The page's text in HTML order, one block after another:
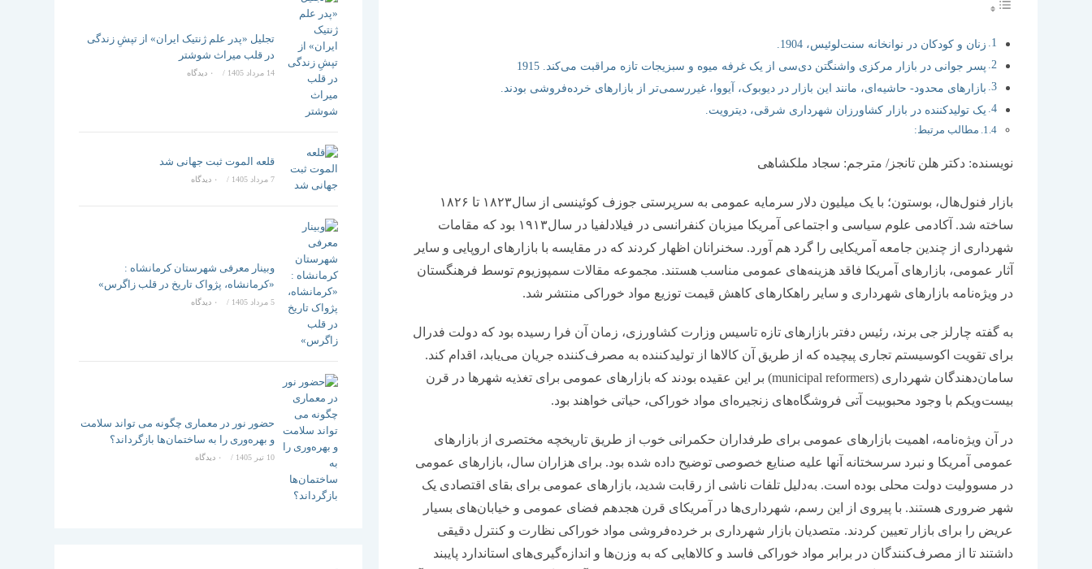
زنان و کودکان در نوانخانه سنت‌لوئیس، 1904.
پسر جوانی در بازار مرکزی واشنگتن دی‌سی از یک غرفه میوه و سبزیجات تازه مراقبت می‌کند. 1915
بازارهای محدود- حاشیه‌ای، مانند این بازار در دیوبوک، آیووا، غیررسمی‌تر از بازارهای خرده‌فروشی بودند.
یک تولیدکننده در بازار کشاورزان شهرداری شرقی، دیترویت.
مطالب مرتبط:
نویسنده: دکتر هلن تانجز/ مترجم: سجاد ملکشاهی
بازار فنول‌هال، بوستون؛ با یک میلیون دلار سرمایه عمومی به سرپرستی جوزف کوئینسی از سال۱۸۲۳ تا ۱۸۲۶
ساخته شد. آکادمی علوم سیاسی و اجتماعی آمریکا میزبان کنفرانسی در فیلادلفیا در سال۱۹۱۳ بود که مقامات
شهرداری از چندین جامعه آمریکایی را گرد هم آورد. سخنرانان اظهار کردند که در مقایسه با بازارهای اروپایی و سایر
آثار عمومی، بازارهای آمریکا فاقد هزینه‌های عمومی مناسب هستند. مجموعه مقالات سمپوزیوم توسط فرهنگستان
در ویژه‌نامه بازارهای شهرداری و سایر راهکارهای کاهش قیمت توزیع مواد خوراکی منتشر شد.
به گفته چارلز جی برند، رئیس دفتر بازارهای تازه تاسیس وزارت کشاورزی، زمان آن فرا رسیده بود که دولت فدرال
برای تقویت اکوسیستم تجاری پیچیده که از طریق آن کالاها از تولیدکننده به مصرف‌کننده جریان می‌یابد، اقدام کند.
سامان‎‌دهندگان شهرداری (municipal reformers) بر این عقیده بودند که بازارهای عمومی برای تغذیه شهرها در قرن
بیست‌و‌یکم با وجود محبوبیت آتی فروشگاه‌های زنجیره‌ای مواد خوراکی، حیاتی خواهند بود.
در آن ویژه‌نامه، اهمیت بازارهای عمومی برای طرفداران حکمرانی خوب از طریق تاریخچه مختصری از بازارهای
عمومی آمریکا و نبرد سرسختانه آنها علیه صنایع خصوصی توضیح داده شده بود. برای هزاران سال، بازارهای عمومی
در مسوولیت دولت محلی بوده است. به‌دلیل تلفات ناشی از رقابت شدید، بازارهای عمومی برای بقای اقتصادی یک
شهر ضروری هستند. با پیروی از این رسم، شهرداری‌ها در آمریکای قرن هجدهم فضای عمومی و خیابان‌های بسیار
عریض را برای بازار تعیین کردند. متصدیان بازار شهرداری بر خرده‌فروشی مواد خوراکی نظارت و کنترل دقیقی
داشتند تا از مصرف‌کنندگان در برابر مواد خوراکی فاسد و کالاهایی که به وزن‌ها و اندازه‌گیری‌های استاندارد پایبند
تجلیل «پدر علم ژنتیک ایران» از تپشِ زندگی
در قلب میراث شوشتر
14 مرداد 1405 / ۰ دیدگاه
قلعه الموت ثبت جهانی شد
7 مرداد 1405 / ۰ دیدگاه
وبینار معرفی شهرستان کرمانشاه :
«کرمانشاه، پژواک تاریخ در قلب زاگرس»
5 مرداد 1405 / ۰ دیدگاه
حضور نور در معماری چگونه می تواند سلامت
و بهره‌وری را به ساختمان‌ها بازگرداند؟
10 تیر 1405 / ۰ دیدگاه